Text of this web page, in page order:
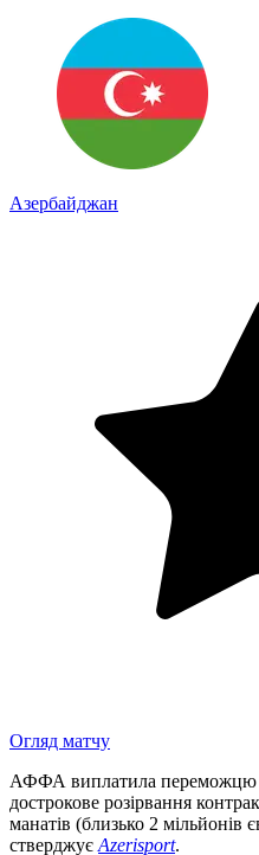
Азербайджан
Огляд матчу
АФФА виплатила переможцю
дострокове розірвання
манатів (близько 2 мільйонів
стверджуєAzerisport.